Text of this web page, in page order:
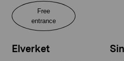
Free
entrance
Elverket